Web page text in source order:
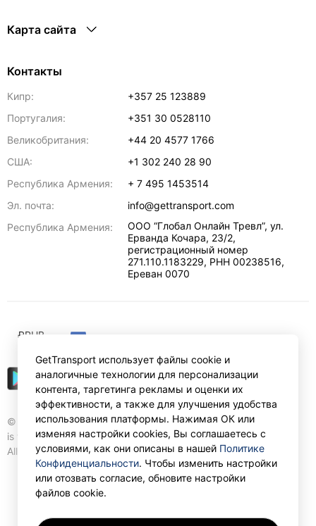
Карта сайта
Контакты
Кипр:
+357 25 123889
Португалия:
+351 30 0528110
Великобритания:
+44 20 4577 1766
США:
+1 302 240 28 90
Республика Армения:
+ 7 495 1453514
Эл. почта:
info@gettransport.com
Республика Армения:
ООО “Глобал Онлайн Тревл”, ул.
Ерванда Кочара, 23/2,
регистрационный номер
271.110.1183229, РНН 00238516,
Ереван 0070
© Gettransport International Limited. GetTransport®
is trademark of Gettransport International Limited.
All rights reserved.
₽RUB
GetTransport использует файлы cookie и
аналогичные технологии для персонализации
контента, таргетинга рекламы и оценки их
эффективности, а также для улучшения удобства
использования платформы. Нажимая ОК или
изменяя настройки cookies, Вы соглашаетесь с
условиями, как они описаны в нашей Политике
Конфиденциальности. Чтобы изменить настройки
или отозвать согласие, обновите настройки
файлов cookie.